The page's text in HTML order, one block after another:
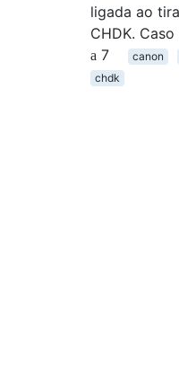
ligada ao
CHDK.
7
canon
chdk